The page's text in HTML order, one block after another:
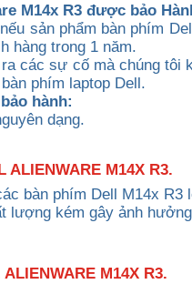
M14x R3 được bảo
sản phẩm bàn phím
hàng trong 1 năm.
các sự cố mà chúng
phím laptop Dell.
hành:
dạng.
ALIENWARE M14X R3.
bàn phím Dell M14x R3
lượng kém gây ảnh
ALIENWARE M14X R3.